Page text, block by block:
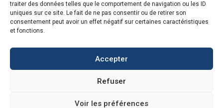
traiter des données telles que le comportement de navigation ou les ID
uniques sur ce site. Le fait de ne pas consentir ou de retirer son
consentement peut avoir un effet négatif sur certaines caractéristiques
et fonctions.
Accepter
Refuser
Voir les préférences
Jeudi
8h – 17h30
8h – 17h30
© Copyright 2026 – Tous droits réservés – Réalisé par